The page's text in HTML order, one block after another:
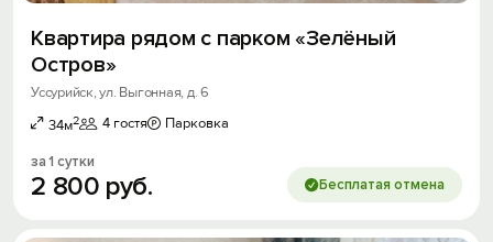
Квартира рядом с парком «Зелёный
Остров»
Уссурийск, ул. Выгонная, д. 6
34м2 4 гостя Парковка
за 1 сутки
2 800 руб. Бесплатая отмена